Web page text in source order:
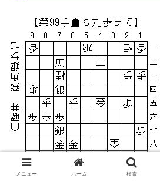
メニュー ホーム 検索